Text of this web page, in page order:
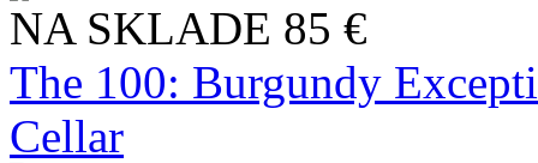
NA SKLADE 85 €
The 100: Burgundy
Cellar